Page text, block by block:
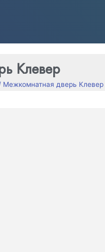
Клевер
Межкомнатная дверь Клевер